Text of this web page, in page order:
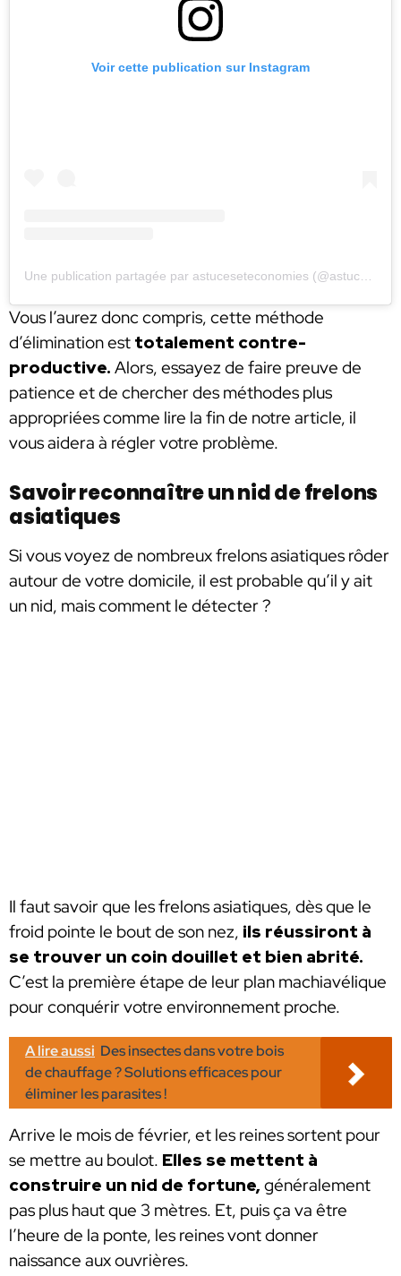
Voir cette publication sur Instagram
Vous l’aurez donc compris, cette méthode
d’élimination est totalement contre-
productive. Alors, essayez de faire preuve de
patience et de chercher des méthodes plus
appropriées comme lire la fin de notre article, il
vous aidera à régler votre problème.
Savoir reconnaître un nid de frelons
asiatiques
Si vous voyez de nombreux frelons asiatiques rôder
autour de votre domicile, il est probable qu’il y ait
un nid, mais comment le détecter ?
Il faut savoir que les frelons asiatiques, dès que le
froid pointe le bout de son nez, ils réussiront à
se trouver un coin douillet et bien abrité.
C’est la première étape de leur plan machiavélique
pour conquérir votre environnement proche.
A lire aussi Des insectes dans votre bois
de chauffage ? Solutions efficaces pour
éliminer les parasites !
Arrive le mois de février, et les reines sortent pour
se mettre au boulot. Elles se mettent à
construire un nid de fortune,généralement
pas plus haut que 3 mètres. Et, puis ça va être
l’heure de la ponte, les reines vont donner
naissance aux ouvrières.